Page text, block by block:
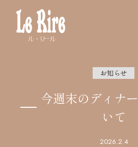
お知らせ
今週末のディナ
いて
2026.2.4